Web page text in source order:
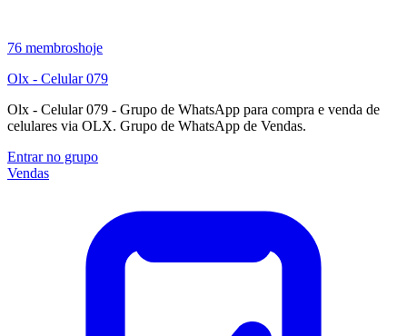
76 membroshoje
Olx - Celular 079
Olx - Celular 079 - Grupo de WhatsApp para compra e venda de
celulares via OLX. Grupo de WhatsApp de Vendas.
Entrar no grupo
Vendas